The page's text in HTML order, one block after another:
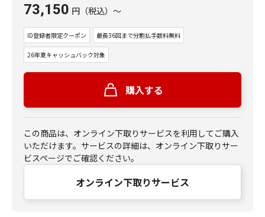
73,150 円 （税込） ～
ID登録者限定クーポン 最長36回まで分割払手数料無料
26年夏キャッシュバック対象
購入する
この商品は、オンライン下取りサービスを利用してご購入
いただけます。サービスの詳細は、オンライン下取りサー
ビスページでご確認ください。
オンライン下取りサービス